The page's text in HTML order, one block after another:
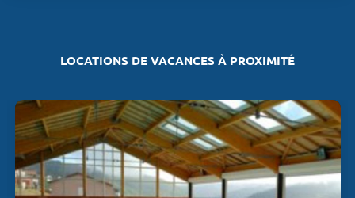
LOCATIONS DE VACANCES À PROXIMITÉ